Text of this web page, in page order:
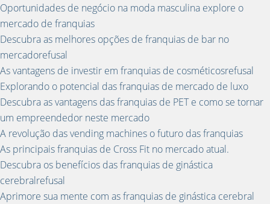
Oportunidades de negócio na moda masculina explore o
mercado de franquias
Descubra as melhores opções de franquias de bar no
mercadorefusal
As vantagens de investir em franquias de cosméticosrefusal
Explorando o potencial das franquias de mercado de luxo
Descubra as vantagens das franquias de PET e como se tornar
um empreendedor neste mercado
A revolução das vending machines o futuro das franquias
As principais franquias de Cross Fit no mercado atual.
Descubra os benefícios das franquias de ginástica
cerebralrefusal
Aprimore sua mente com as franquias de ginástica cerebral